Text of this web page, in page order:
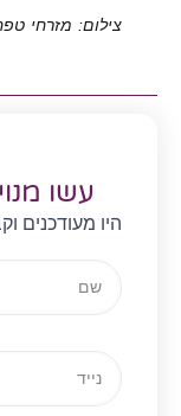
צילום: מזרחי
עשו
היו מעודכנים